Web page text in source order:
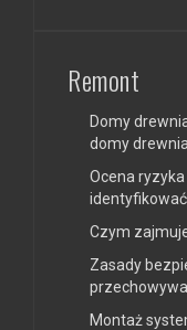
Remont
Domy
domy
Ocena
Czym
Zasady
Montaż